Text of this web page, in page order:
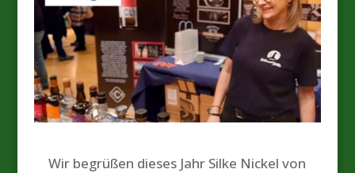
Wir begrüßen dieses Jahr Silke Nickel von